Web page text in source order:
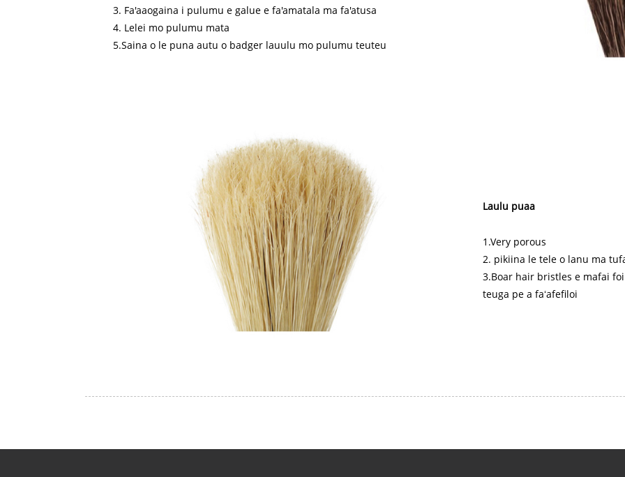
3. Fa'aaogaina i pulumu e galue e fa'amatala ma fa'atusa
4. Lelei mo pulumu mata
5.Saina o le puna autu o badger lauulu mo pulumu teuteu
Laulu puaa
1.Very porous
2. pikiina le tele o lanu ma
3.Boar hair bristles e mafai
teuga pe a faʻafefiloi